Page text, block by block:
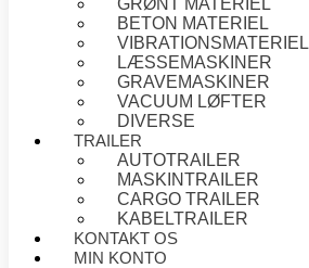
GRØNT MATERIEL
BETON MATERIEL
VIBRATIONSMATERIEL
LÆSSEMASKINER
GRAVEMASKINER
VACUUM LØFTER
DIVERSE
TRAILER
AUTOTRAILER
MASKINTRAILER
CARGO TRAILER
KABELTRAILER
KONTAKT OS
MIN KONTO